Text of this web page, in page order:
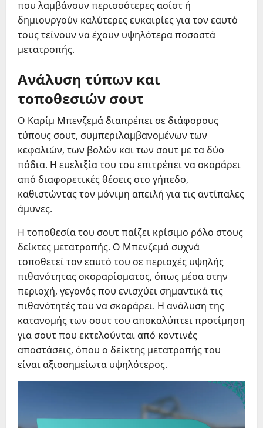
που λαμβάνουν περισσότερες ασίστ ή
δημιουργούν καλύτερες ευκαιρίες για τον εαυτό
τους τείνουν να έχουν υψηλότερα ποσοστά
μετατροπής.
Ανάλυση τύπων και
τοποθεσιών σουτ
Ο Καρίμ Μπενζεμά διαπρέπει σε διάφορους
τύπους σουτ, συμπεριλαμβανομένων των
κεφαλιών, των βολών και των σουτ με τα δύο
πόδια. Η ευελιξία του του επιτρέπει να σκοράρει
από διαφορετικές θέσεις στο γήπεδο,
καθιστώντας τον μόνιμη απειλή για τις αντίπαλες
άμυνες.
Η τοποθεσία του σουτ παίζει κρίσιμο ρόλο στους
δείκτες μετατροπής. Ο Μπενζεμά συχνά
τοποθετεί τον εαυτό του σε περιοχές υψηλής
πιθανότητας σκοραρίσματος, όπως μέσα στην
περιοχή, γεγονός που ενισχύει σημαντικά τις
πιθανότητές του να σκοράρει. Η ανάλυση της
κατανομής των σουτ του αποκαλύπτει προτίμηση
για σουτ που εκτελούνται από κοντινές
αποστάσεις, όπου ο δείκτης μετατροπής του
είναι αξιοσημείωτα υψηλότερος.